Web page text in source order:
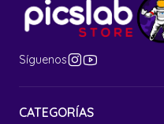
Síguenos
CATEGORÍAS